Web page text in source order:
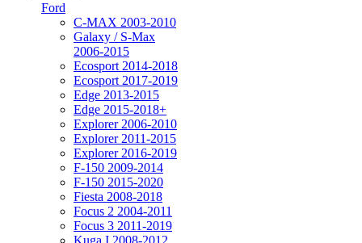
Ford
C-MAX 2003-2010
Galaxy / S-Max
2006-2015
Ecosport 2014-2018
Ecosport 2017-2019
Edge 2013-2015
Edge 2015-2018+
Explorer 2006-2010
Explorer 2011-2015
Explorer 2016-2019
F-150 2009-2014
F-150 2015-2020
Fiesta 2008-2018
Focus 2 2004-2011
Focus 3 2011-2019
Kuga I 2008-2012